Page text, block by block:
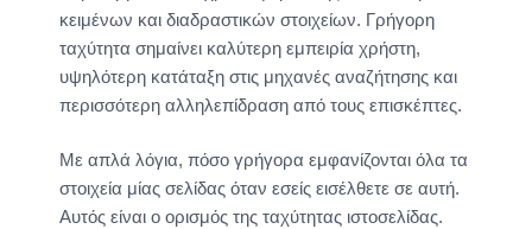
κειμένων και διαδραστικών στοιχείων. Γρήγορη
ταχύτητα σημαίνει καλύτερη εμπειρία χρήστη,
υψηλότερη κατάταξη στις μηχανές αναζήτησης και
περισσότερη αλληλεπίδραση από τους επισκέπτες.
Mε απλά λόγια, πόσο γρήγορα εμφανίζονται όλα τα
στοιχεία μίας σελίδας όταν εσείς εισέλθετε σε αυτή.
Αυτός είναι ο ορισμός της ταχύτητας ιστοσελίδας.